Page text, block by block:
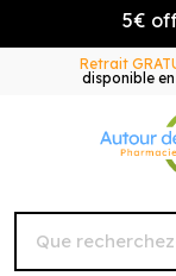
5€
Retrait
disponible en